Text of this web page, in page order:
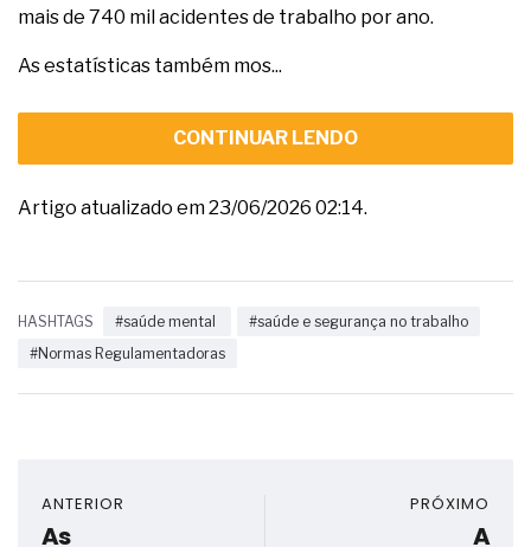
mais de 740 mil acidentes de trabalho por ano.
As estatísticas também mos...
CONTINUAR LENDO
Artigo atualizado em 23/06/2026 02:14.
HASHTAGS #saúde mental
#saúde e segurança no trabalho
#Normas Regulamentadoras
ANTERIOR
As
PRÓXIMO
A